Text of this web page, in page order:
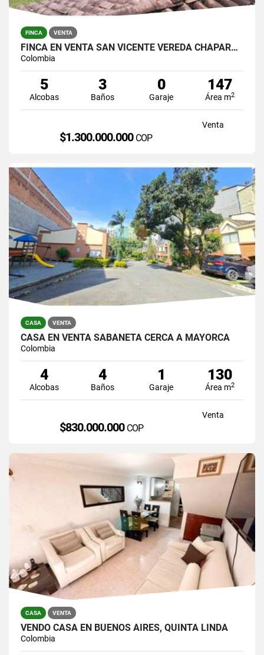
FINCA VENTA
FINCA EN VENTA SAN VICENTE VEREDA CHAPARRAL SOLO CONTADO
Colombia
5
Alcobas
3
Baños
0
Garaje
147
Área m2
Venta
$1.300.000.000 COP
CASA VENTA
CASA EN VENTA SABANETA CERCA A MAYORCA
Colombia
4
Alcobas
4
Baños
1
Garaje
130
Área m2
Venta
$830.000.000 COP
CASA VENTA
VENDO CASA EN BUENOS AIRES, QUINTA LINDA
Colombia